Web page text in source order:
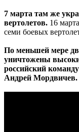
7 марта там же
вертолетов. 16
семи боевых
По меньшей мере
уничтожены
российский
Андрей Мордвичев.